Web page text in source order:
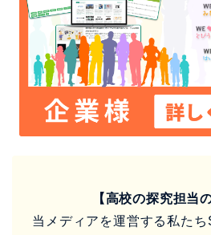
【高校の探究担当
当メディアを運営する私た